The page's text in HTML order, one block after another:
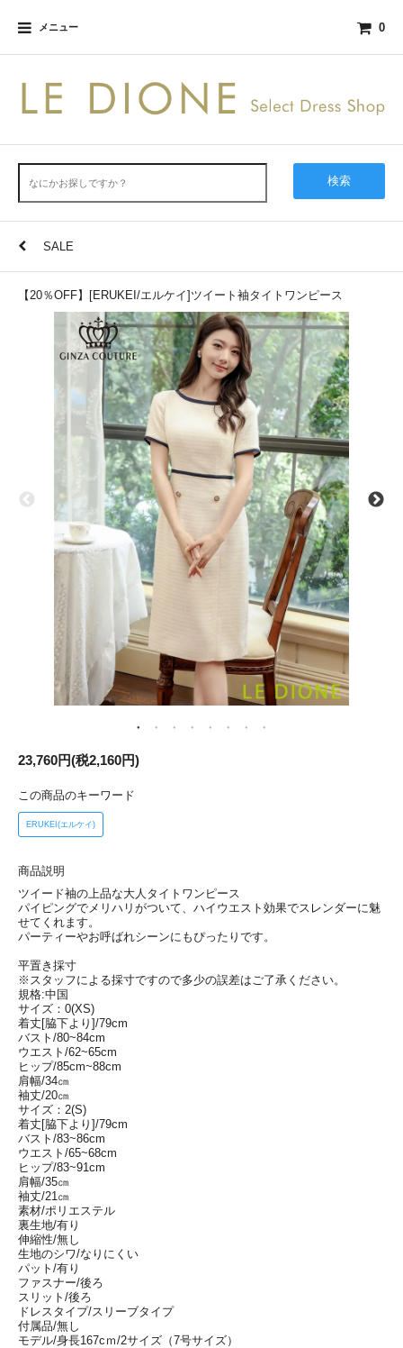
メニュー 0
検索
SALE
【20％OFF】[ERUKEI/エルケイ]ツイート袖タイトワンピース
23,760円(税2,160円)
この商品のキーワード
ERUKEI(エルケイ)
商品説明
ツイード袖の上品な大人タイトワンピース
パイピングでメリハリがついて、ハイウエスト効果でスレンダーに魅
せてくれます。
パーティーやお呼ばれシーンにもぴったりです。
平置き採寸
※スタッフによる採寸ですので多少の誤差はご了承ください。
規格:中国
サイズ：0(XS)
着丈[脇下より]/79cm
バスト/80~84cm
ウエスト/62~65cm
ヒップ/85cm~88cm
肩幅/34㎝
袖丈/20㎝
サイズ：2(S)
着丈[脇下より]/79cm
バスト/83~86cm
ウエスト/65~68cm
ヒップ/83~91cm
肩幅/35㎝
袖丈/21㎝
素材/ポリエステル
裏生地/有り
伸縮性/無し
生地のシワ/なりにくい
パット/有り
ファスナー/後ろ
スリット/後ろ
ドレスタイプ/スリーブタイプ
付属品/無し
モデル/身長167cｍ/2サイズ（7号サイズ）